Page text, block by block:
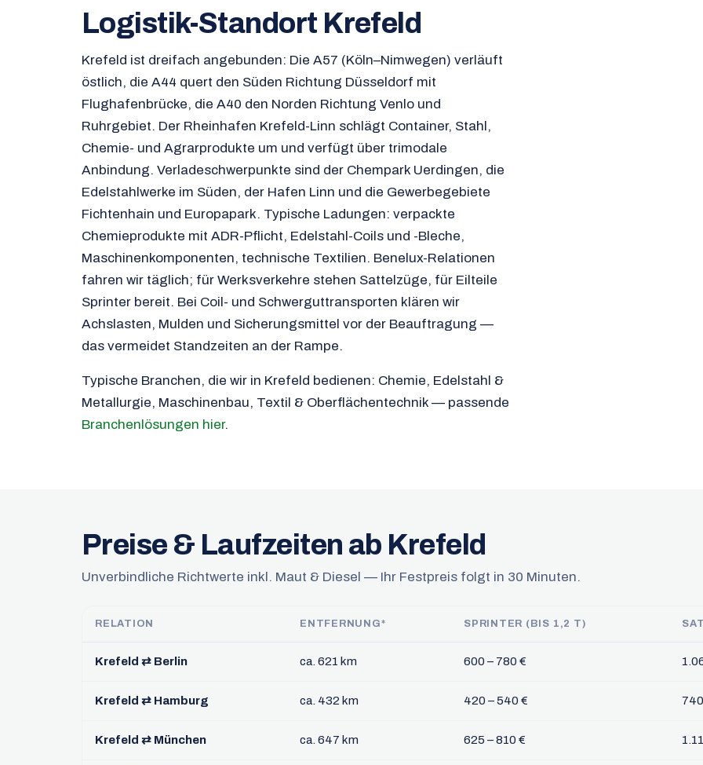
Logistik-Standort Krefeld
Krefeld ist dreifach angebunden: Die A57 (Köln–Nimwegen) verläuft
östlich, die A44 quert den Süden Richtung Düsseldorf mit
Flughafenbrücke, die A40 den Norden Richtung Venlo und
Ruhrgebiet. Der Rheinhafen Krefeld-Linn schlägt Container, Stahl,
Chemie- und Agrarprodukte um und verfügt über trimodale
Anbindung. Verladeschwerpunkte sind der Chempark Uerdingen, die
Edelstahlwerke im Süden, der Hafen Linn und die Gewerbegebiete
Fichtenhain und Europapark. Typische Ladungen: verpackte
Chemieprodukte mit ADR-Pflicht, Edelstahl-Coils und -Bleche,
Maschinenkomponenten, technische Textilien. Benelux-Relationen
fahren wir täglich; für Werksverkehre stehen Sattelzüge, für Eilteile
Sprinter bereit. Bei Coil- und Schwerguttransporten klären wir
Achslasten, Mulden und Sicherungsmittel vor der Beauftragung —
das vermeidet Standzeiten an der Rampe.
Typische Branchen, die wir in Krefeld bedienen: Chemie, Edelstahl &
Metallurgie, Maschinenbau, Textil & Oberflächentechnik — passende
Branchenlösungen hier.
Preise & Laufzeiten ab Krefeld
Unverbindliche Richtwerte inkl. Maut & Diesel — Ihr Festpreis folgt in 30 Minuten.
RELATION ENTFERNUNG* SPRINTER (BIS 1,2 T)
Krefeld ⇄ Berlin ca. 621 km 600 – 780 €
Krefeld ⇄ Hamburg ca. 432 km 420 – 540 €
Krefeld ⇄ München ca. 647 km 625 – 810 €